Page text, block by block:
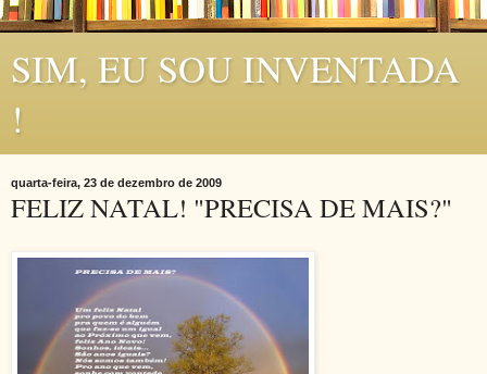
SIM, EU SOU INVENTADA
!
quarta-feira, 23 de dezembro de 2009
FELIZ NATAL! "PRECISA DE MAIS?"